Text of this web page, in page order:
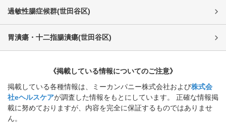
過敏性腸症候群(世田谷区)
胃潰瘍・十二指腸潰瘍(世田谷区)
《掲載している情報についてのご注意》
掲載している各種情報は、ミーカンパニー株式会社および株式会
社eヘルスケアが調査した情報をもとにしています。 正確な情報掲
載に努めておりますが、内容を完全に保証するものではありませ
ん。